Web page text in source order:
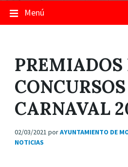
Menú
PREMIADOS
CARNAVAL
02/03/2021 porAYUNTAMIENTO DE
NOTICIAS